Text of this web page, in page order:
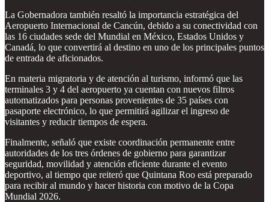
La Gobernadora también resaltó la importancia estratégica del
Aeropuerto Internacional de Cancún, debido a su conectividad con
las 16 ciudades sede del Mundial en México, Estados Unidos y
Canadá, lo que convertirá al destino en uno de los principales puntos
de entrada de aficionados.
En materia migratoria y de atención al turismo, informó que las
terminales 3 y 4 del aeropuerto ya cuentan con nuevos filtros
automatizados para personas provenientes de 35 países con
pasaporte electrónico, lo que permitirá agilizar el ingreso de
visitantes y reducir tiempos de espera.
Finalmente, señaló que existe coordinación permanente entre
autoridades de los tres órdenes de gobierno para garantizar
seguridad, movilidad y atención eficiente durante el evento
deportivo, al tiempo que reiteró que Quintana Roo está preparado
para recibir al mundo y hacer historia con motivo de la Copa
Mundial 2026.